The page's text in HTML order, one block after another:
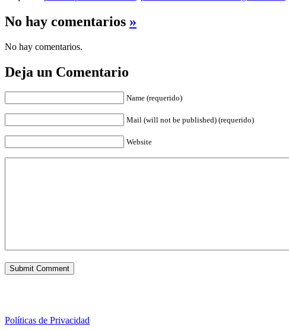
No hay comentarios »
No hay comentarios.
Deja un Comentario
Name (requerido)
Mail (will not be published) (requerido)
Website
Políticas de Privacidad